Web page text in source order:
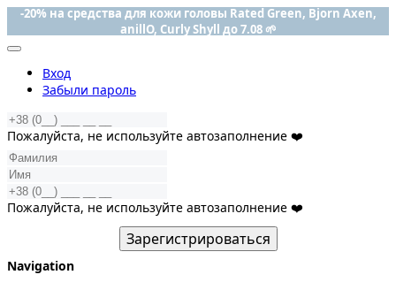
-20% на средства для кожи головы Rated Green, Bjorn Axen,
anillO, Curly Shyll до 7.08 🌱
Вход
Забыли пароль
Пожалуйста, не используйте автозаполнение ❤️
Пожалуйста, не используйте автозаполнение ❤️
Зарегистрироваться
Navigation